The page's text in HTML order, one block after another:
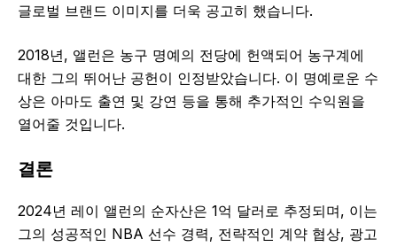
글로벌 브랜드 이미지를 더욱 공고히 했습니다.
2018년, 앨런은 농구 명예의 전당에 헌액되어 농구계에
대한 그의 뛰어난 공헌이 인정받았습니다. 이 명예로운 수
상은 아마도 출연 및 강연 등을 통해 추가적인 수익원을
열어줄 것입니다.
결론
2024년 레이 앨런의 순자산은 1억 달러로 추정되며, 이는
그의 성공적인 NBA 선수 경력, 전략적인 계약 협상, 광고